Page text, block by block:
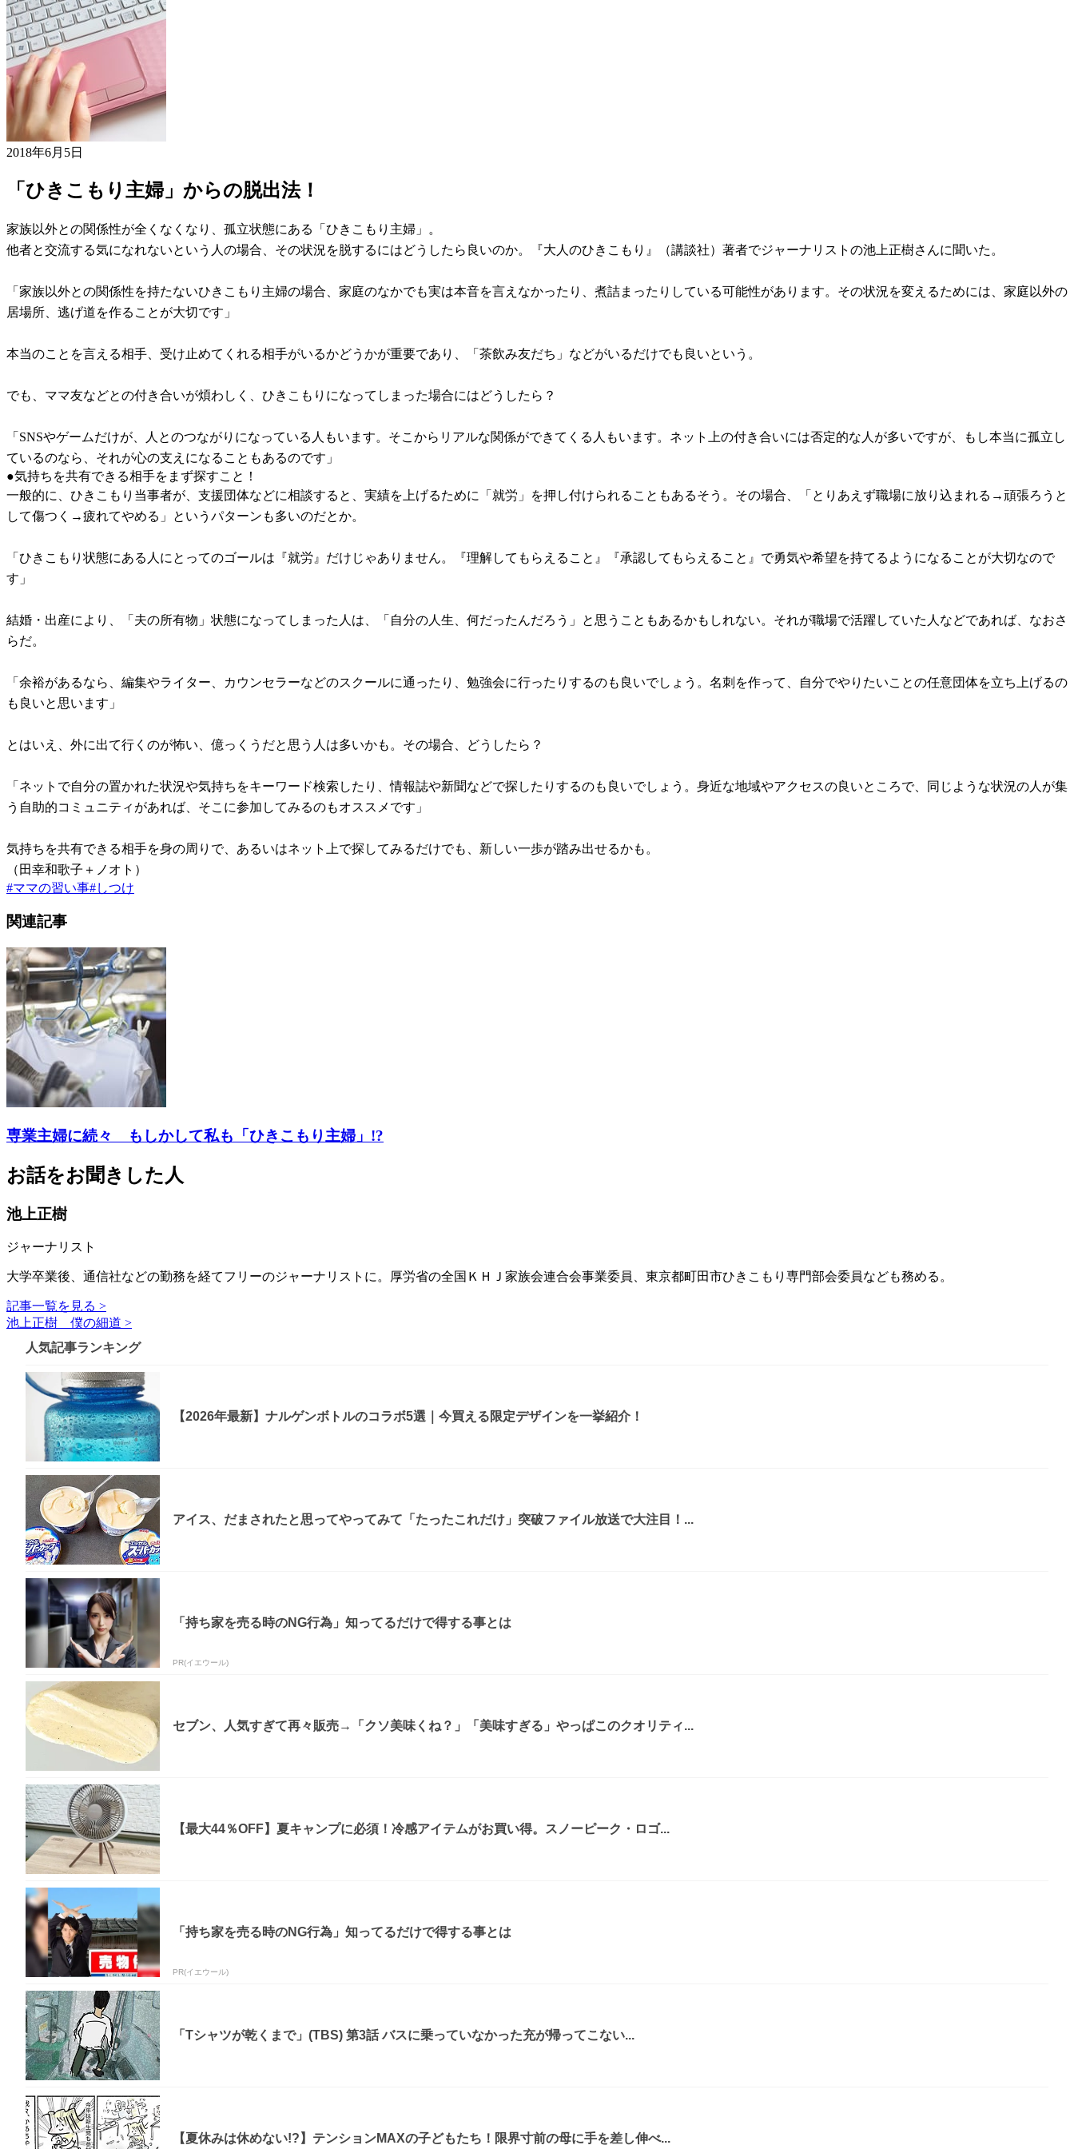
2018年6月5日
「ひきこもり主婦」からの脱出法！
家族以外との関係性が全くなくなり、孤立状態にある「ひきこもり主婦」。
他者と交流する気になれないという人の場合、その状況を脱するにはどうしたら良いのか。『大人のひきこもり』（講談社）著者でジャーナリストの池上正樹さんに聞いた。
「家族以外との関係性を持たないひきこもり主婦の場合、家庭のなかでも実は本音を言えなかったり、煮詰まったりしている可能性があります。その状況を変えるためには、家庭以外の
居場所、逃げ道を作ることが大切です」
本当のことを言える相手、受け止めてくれる相手がいるかどうかが重要であり、「茶飲み友だち」などがいるだけでも良いという。
でも、ママ友などとの付き合いが煩わしく、ひきこもりになってしまった場合にはどうしたら？
「SNSやゲームだけが、人とのつながりになっている人もいます。そこからリアルな関係ができてくる人もいます。ネット上の付き合いには否定的な人が多いですが、もし本当に孤立し
ているのなら、それが心の支えになることもあるのです」
●気持ちを共有できる相手をまず探すこと！
一般的に、ひきこもり当事者が、支援団体などに相談すると、実績を上げるために「就労」を押し付けられることもあるそう。その場合、「とりあえず職場に放り込まれる→頑張ろうと
して傷つく→疲れてやめる」というパターンも多いのだとか。
「ひきこもり状態にある人にとってのゴールは『就労』だけじゃありません。『理解してもらえること』『承認してもらえること』で勇気や希望を持てるようになることが大切なので
す」
結婚・出産により、「夫の所有物」状態になってしまった人は、「自分の人生、何だったんだろう」と思うこともあるかもしれない。それが職場で活躍していた人などであれば、なおさ
らだ。
「余裕があるなら、編集やライター、カウンセラーなどのスクールに通ったり、勉強会に行ったりするのも良いでしょう。名刺を作って、自分でやりたいことの任意団体を立ち上げるの
も良いと思います」
とはいえ、外に出て行くのが怖い、億っくうだと思う人は多いかも。その場合、どうしたら？
「ネットで自分の置かれた状況や気持ちをキーワード検索したり、情報誌や新聞などで探したりするのも良いでしょう。身近な地域やアクセスの良いところで、同じような状況の人が集
う自助的コミュニティがあれば、そこに参加してみるのもオススメです」
気持ちを共有できる相手を身の周りで、あるいはネット上で探してみるだけでも、新しい一歩が踏み出せるかも。
（田幸和歌子＋ノオト）
#ママの習い事#しつけ
関連記事
専業主婦に続々 もしかして私も「ひきこもり主婦」!?
お話をお聞きした人
池上正樹
ジャーナリスト
大学卒業後、通信社などの勤務を経てフリーのジャーナリストに。厚労省の全国ＫＨＪ家族会連合会事業委員、東京都町田市ひきこもり専門部会委員なども務める。
記事一覧を見る >
池上正樹 僕の細道 >
人気記事ランキング
【2026年最新】ナルゲンボトルのコラボ5選｜今買える限定デザインを一挙紹介！
アイス、だまされたと思ってやってみて「たったこれだけ」突破ファイル放送で大注目！...
「持ち家を売る時のNG行為」知ってるだけで得する事とは
PR(イエウール)
セブン、人気すぎて再々販売→「クソ美味くね？」「美味すぎる」やっぱこのクオリティ...
【最大44％OFF】夏キャンプに必須！冷感アイテムがお買い得。スノーピーク・ロゴ...
「持ち家を売る時のNG行為」知ってるだけで得する事とは
PR(イエウール)
「Tシャツが乾くまで」(TBS) 第3話 バスに乗っていなかった充が帰ってこない...
【夏休みは休めない!?】テンションMAXの子どもたち！限界寸前の母に手を差し伸べ...